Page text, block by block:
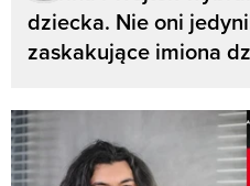
dziecka. Nie oni
zaskakujące imiona